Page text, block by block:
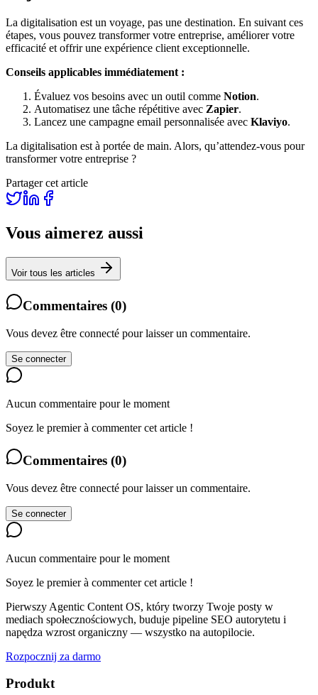
La digitalisation est un voyage, pas une destination. En suivant ces
étapes, vous pouvez transformer votre entreprise, améliorer votre
efficacité et offrir une expérience client exceptionnelle.
Conseils applicables immédiatement :
Évaluez vos besoins avec un outil comme Notion.
Automatisez une tâche répétitive avec Zapier.
Lancez une campagne email personnalisée avec Klaviyo.
La digitalisation est à portée de main. Alors, qu’attendez-vous pour
transformer votre entreprise ?
Partager cet article
Vous aimerez aussi
Voir tous les articles
Commentaires (0)
Vous devez être connecté pour laisser un commentaire.
Se connecter
Aucun commentaire pour le moment
Soyez le premier à commenter cet article !
Commentaires (0)
Vous devez être connecté pour laisser un commentaire.
Se connecter
Aucun commentaire pour le moment
Soyez le premier à commenter cet article !
Pierwszy Agentic Content OS, który tworzy Twoje posty w
mediach społecznościowych, buduje pipeline SEO autorytetu i
napędza wzrost organiczny — wszystko na autopilocie.
Rozpocznij za darmo
Produkt